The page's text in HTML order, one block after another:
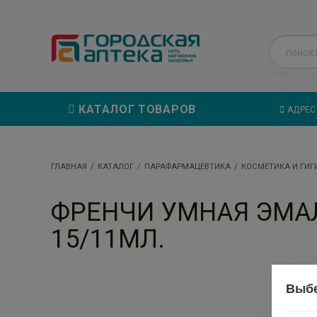
КАТАЛОГ ТОВАРОВ
ГЛАВНАЯ КАТАЛОГ ПАРАФАРМАЦЕВТИКА КОСМЕТИКА И
ФРЕНЧИ УМНАЯ
15/11МЛ.